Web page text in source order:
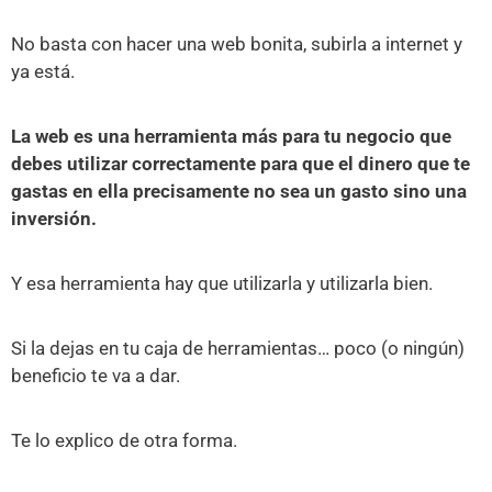
No basta con hacer una web bonita, subirla a internet y
ya está.
La web es una herramienta más para tu negocio que
debes utilizar correctamente para que el dinero que te
gastas en ella precisamente no sea un gasto sino una
inversión.
Y esa herramienta hay que utilizarla y utilizarla bien.
Si la dejas en tu caja de herramientas… poco (o ningún)
beneficio te va a dar.
Te lo explico de otra forma.